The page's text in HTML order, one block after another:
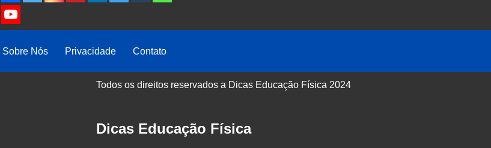
Sobre Nós Privacidade Contato
Todos os direitos reservados a Dicas Educação Física 2024
Dicas Educação Física